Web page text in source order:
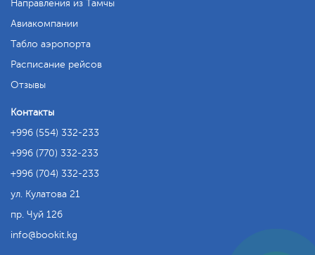
Направления из Тамчы
Авиакомпании
Табло аэропорта
Расписание рейсов
Отзывы
Контакты
+996 (554) 332-233
+996 (770) 332-233
+996 (704) 332-233
ул. Кулатова 21
пр. Чуй 126
info
bookit.kg